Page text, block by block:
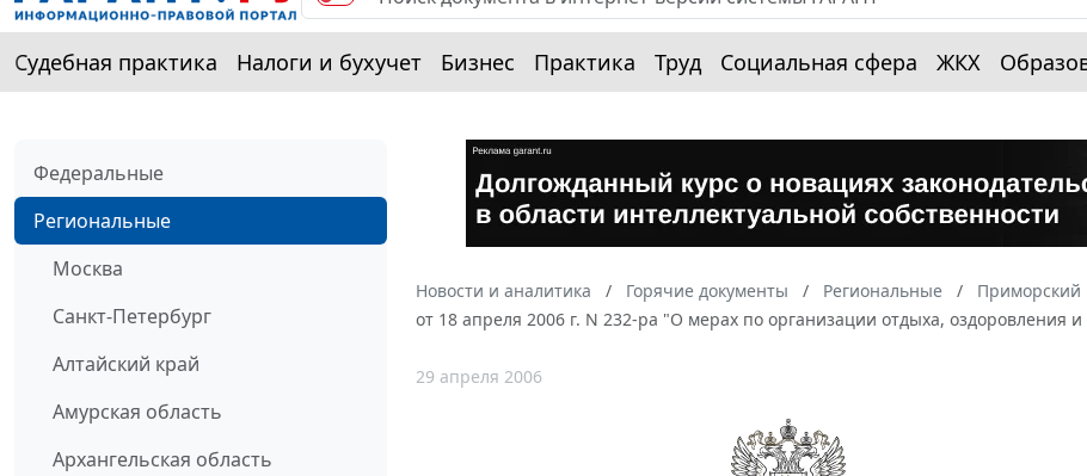
Судебная практика Налоги и бухучет Бизнес Практика Труд Социальная сфера ЖКХ
Федеральные
Региональные
Москва
Санкт-Петербург
Алтайский край
Амурская область
Архангельская область
Новости и аналитика Горячие документы Региональные Приморский
от 18 апреля 2006 г. N 232-ра "О мерах по организации отдыха, оздоровления и
29 апреля 2006